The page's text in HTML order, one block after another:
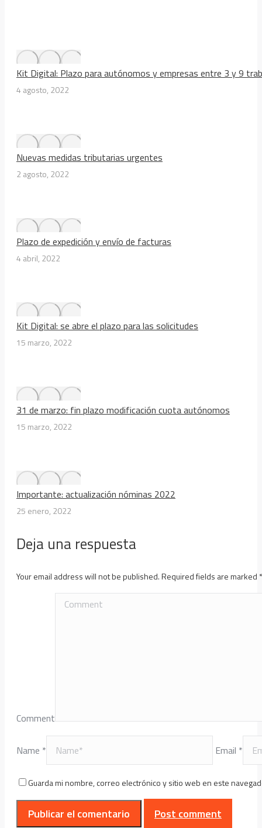
Kit Digital: Plazo para autónomos y empresas entre 3 y 9
4 agosto, 2022
Nuevas medidas tributarias urgentes
2 agosto, 2022
Plazo de expedición y envío de facturas
4 abril, 2022
Kit Digital: se abre el plazo para las solicitudes
15 marzo, 2022
31 de marzo: fin plazo modificación cuota autónomos
15 marzo, 2022
Importante: actualización nóminas 2022
25 enero, 2022
Deja una respuesta
Your email address will not be published. Required fields are marked *
Comment
Name * Email *
Guarda mi nombre, correo electrónico y sitio web en este
Post comment